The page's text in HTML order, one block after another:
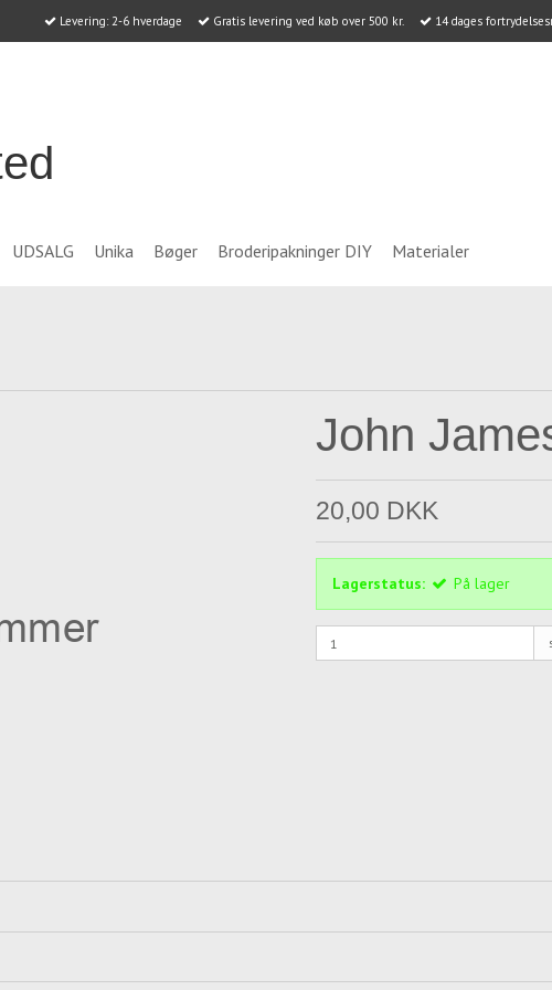
Levering: 2-6 hverdage Gratis levering ved køb over 500 kr. 14 dages
UDSALG Unika Bøger Broderipakninger DIY Materialer
John
20,00 DKK
Lagerstatus: På lager